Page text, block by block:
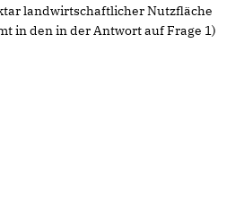
landwirtschaftlicher Nutzfläche
in den in der Antwort auf Frage 1)